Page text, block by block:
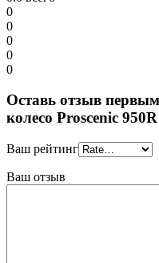
0
0
0
0
0
Оставь отзыв
колесо Proscenic
Ваш рейтинг
Ваш отзыв